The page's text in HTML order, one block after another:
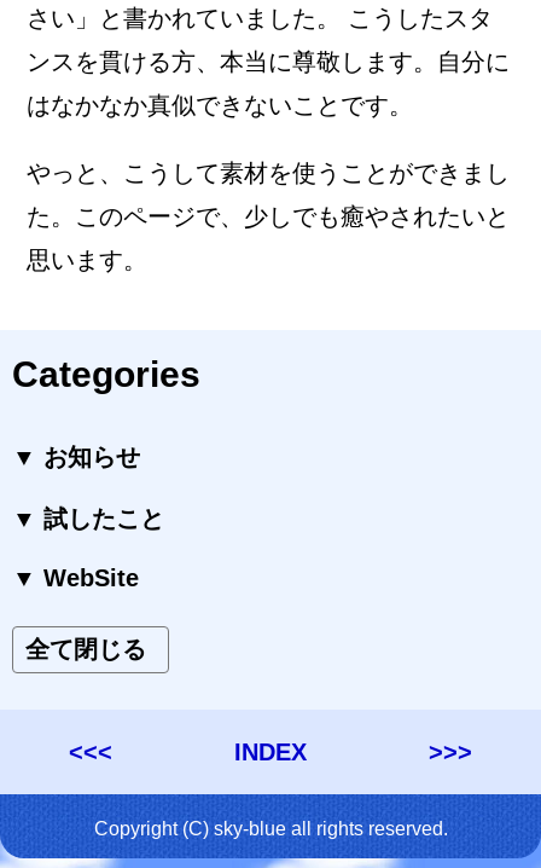
さい」と書かれていました。 こうしたスタ
ンスを貫ける方、本当に尊敬します。自分に
はなかなか真似できないことです。
やっと、こうして素材を使うことができまし
た。このページで、少しでも癒やされたいと
思います。
Categories
▼ お知らせ
▼ 試したこと
▼ WebSite
全て閉じる
<<< INDEX >>>
Copyright (C) sky-blue all rights reserved.